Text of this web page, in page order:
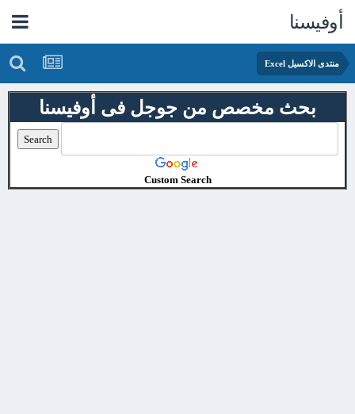
أوفيسنا
منتدى الاكسيل Excel
بحث مخصص من جوجل فى أوفيسنا
Custom Search